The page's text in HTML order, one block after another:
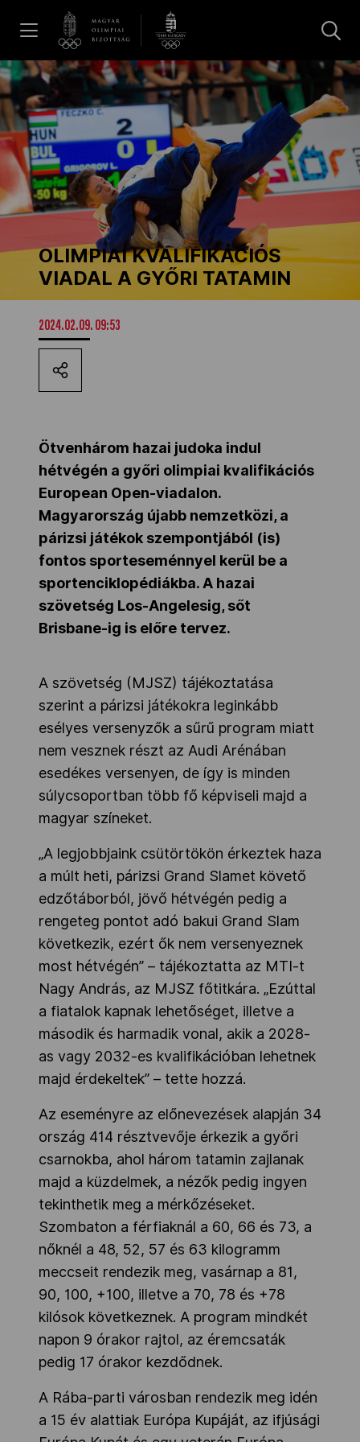
Hírek
Galéria
Dakar 2026
Los Angeles 2028
MOB
Kettőskarrier-program
NOB
Társszervezetek
OVEP
Adatbank
OLIMPIAI KVALIFIKÁCIÓS
VIADAL A GYŐRI TATAMIN
2024.02.09. 09:53
Ötvenhárom hazai judoka indul
hétvégén a győri olimpiai kvalifikációs
European Open-viadalon.
Magyarország újabb nemzetközi, a
párizsi játékok szempontjából (is)
fontos sporteseménnyel kerül be a
sportenciklopédiákba. A hazai
szövetség Los-Angelesig, sőt
Brisbane-ig is előre tervez.
A szövetség (MJSZ) tájékoztatása
szerint a párizsi játékokra leginkább
esélyes versenyzők a sűrű program miatt
nem vesznek részt az Audi Arénában
esedékes versenyen, de így is minden
súlycsoportban több fő képviseli majd a
magyar színeket.
„A legjobbjaink csütörtökön érkeztek haza
a múlt heti, párizsi Grand Slamet követő
edzőtáborból, jövő hétvégén pedig a
rengeteg pontot adó bakui Grand Slam
következik, ezért ők nem versenyeznek
most hétvégén” – tájékoztatta az MTI-t
Nagy András, az MJSZ főtitkára. „Ezúttal
a fiatalok kapnak lehetőséget, illetve a
második és harmadik vonal, akik a 2028-
as vagy 2032-es kvalifikációban lehetnek
majd érdekeltek” – tette hozzá.
Az eseményre az előnevezések alapján 34
ország 414 résztvevője érkezik a győri
csarnokba, ahol három tatamin zajlanak
majd a küzdelmek, a nézők pedig ingyen
tekinthetik meg a mérkőzéseket.
Szombaton a férfiaknál a 60, 66 és 73, a
nőknél a 48, 52, 57 és 63 kilogramm
meccseit rendezik meg, vasárnap a 81,
90, 100, +100, illetve a 70, 78 és +78
kilósok következnek. A program mindkét
napon 9 órakor rajtol, az éremcsaták
pedig 17 órakor kezdődnek.
A Rába-parti városban rendezik meg idén
a 15 év alattiak Európa Kupáját, az ifjúsági